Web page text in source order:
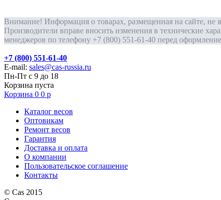
Внимание! Информация о товарах, размещенная на сайте, не
Производители вправе вносить изменения в технические
менеджеров по телефону +7 (800) 551-61-40 перед
+7 (800) 551-61-40
E-mail: sales@cas-russia.ru
Пн-Пт с 9 до 18
Корзина пуста
Корзина 0 0 р
Каталог весов
Оптовикам
Ремонт весов
Гарантия
Доставка и оплата
О компании
Пользовательское соглашение
Контакты
© Cas 2015